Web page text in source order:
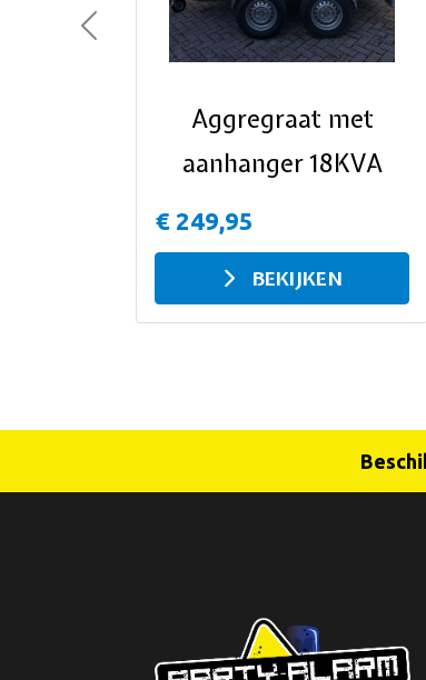
Aggregraat met
aanhanger 18KVA
€ 249,95
BEKIJKEN
Previous